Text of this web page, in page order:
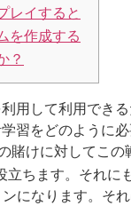
レイすると
を作成する
？
用して利用でき
習をどのように
賭けに対してこ
立ちます。それ
になります。そ